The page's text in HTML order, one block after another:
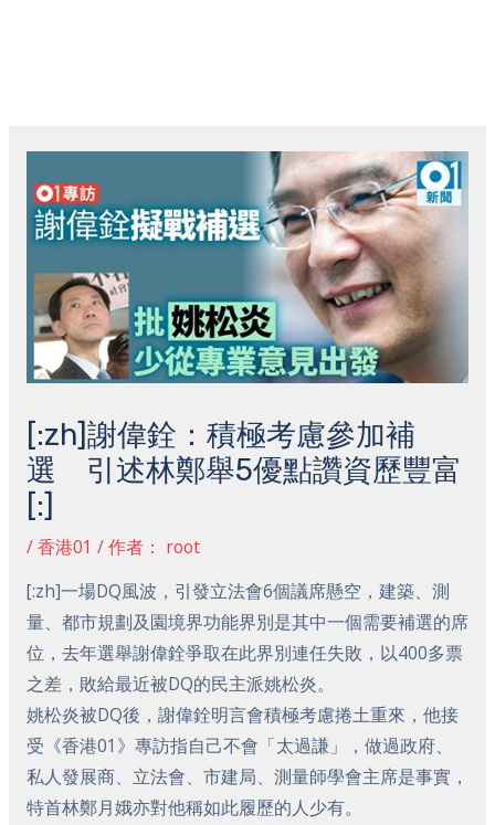
[:zh]謝偉銓：積極考慮參加補
選 引述林鄭舉5優點讚資歷豐富
[:]
/香港01 / 作者： root
[:zh]一場DQ風波，引發立法會6個議席懸空，建築、測
量、都市規劃及園境界功能界別是其中一個需要補選的席
位，去年選舉謝偉銓爭取在此界別連任失敗，以400多票
之差，敗給最近被DQ的民主派姚松炎。
姚松炎被DQ後，謝偉銓明言會積極考慮捲土重來，他接
受《香港01》專訪指自己不會「太過謙」，做過政府、
私人發展商、立法會、市建局、測量師學會主席是事實，
特首林鄭月娥亦對他稱如此履歷的人少有。
navigation